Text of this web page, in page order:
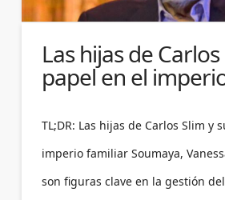
Las hijas de
papel en el
TL;DR: Las hijas de Carlos Slim y
imperio familiar Soumaya,
son figuras clave en la gestión